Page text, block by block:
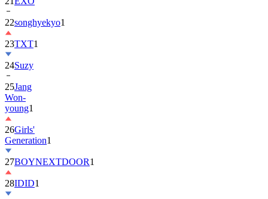
22songhyekyo1
23TXT1
24Suzy
25Jang
Won-
young1
26Girls'
Generation1
27BOYNEXTDOOR1
28IDID1